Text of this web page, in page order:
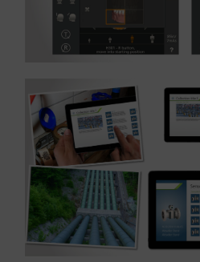
Referenz: Windows-App
Design – Branche Industrie
MEHR ERFAHREN ...